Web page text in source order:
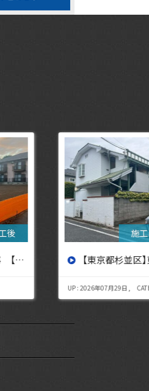
神奈川の解体工事なら東央建設へ】
UP :